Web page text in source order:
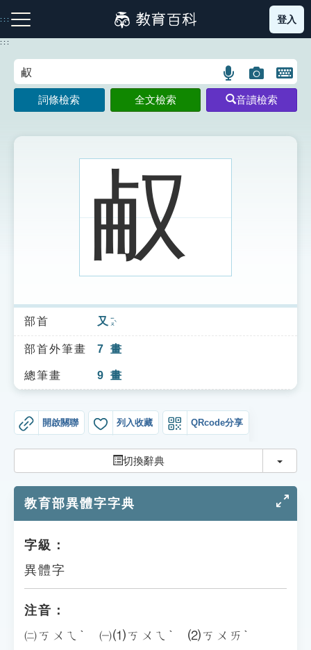
到
主
:::
注音索引圖示 筆畫索引圖示 部首索引表圖示
索引選單
知識索引
單字索引
貓頭鷹博士
登入
:::
語
言
搜
示
圖
片
搜
開
鍵
圖
詞條檢索 全文檢索 音讀檢索
㕟
部首 又 ㄧㄡˋ
部首外筆畫 7 畫
總筆畫 9 畫
開啟關聯 列入收藏 QRcode分享
切換辭典 切換
教育部異體字字典
字級：
異體字
注音：
㈡ㄎㄨㄟˋ ㈠⑴ㄎㄨㄟˋ ⑵ㄎㄨㄞˋ